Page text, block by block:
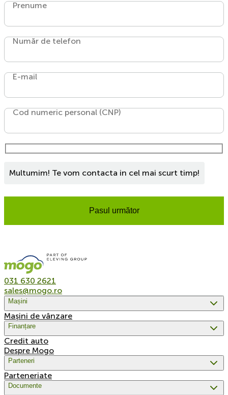
Prenume
Număr de telefon
E-mail
Cod numeric personal (CNP)
Multumim! Te vom contacta in cel mai scurt timp!
Pasul următor
031 630 2621
sales@mogo.ro
Mașini
Mașini de vânzare
Finanțare
Credit auto
Despre Mogo
Parteneri
Parteneriate
Documente